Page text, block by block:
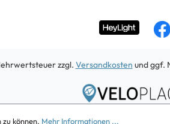
zzgl. Versandkosten und ggf.
Copyright 2026
können. Mehr Informationen ...